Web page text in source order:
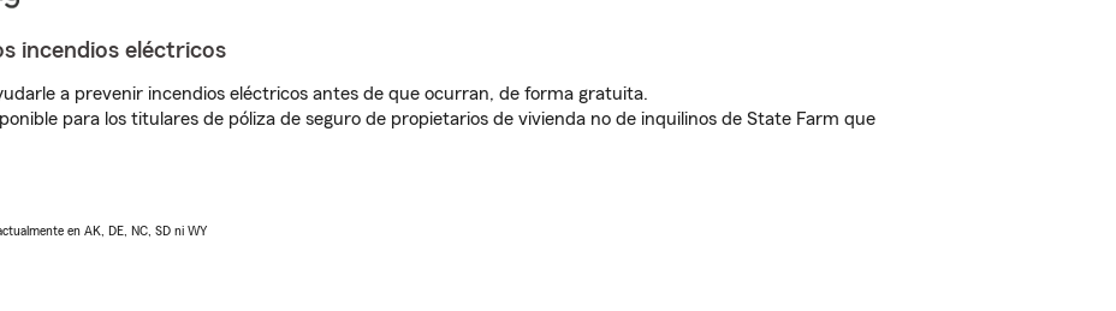
incendios eléctricos
a prevenir incendios eléctricos antes de que ocurran, de forma gratuita.
para los titulares de póliza de seguro de propietarios de vivienda no de inquilinos de State Farm que
en AK, DE, NC, SD ni WY